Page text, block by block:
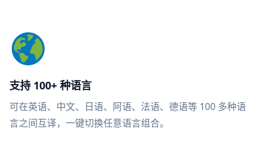
支持 100+ 种语言
可在英语、中文、日语、阿语、法语、德语等 100 多种语
言之间互译，一键切换任意语言组合。